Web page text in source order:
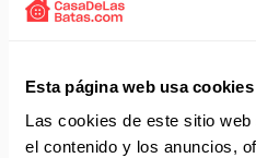
Esta página web usa cookies
Las cookies de este sitio
el contenido y los anuncios,
Delantal con peto para
Tiene dos bolsillos delante.
Composición 65% poliéster y
Gramaje 195 gr/m2.